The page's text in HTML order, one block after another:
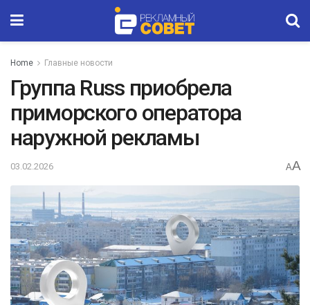
Home Главные новости
Группа Russ приобрела
приморского оператора
наружной рекламы
03.02.2026 AA